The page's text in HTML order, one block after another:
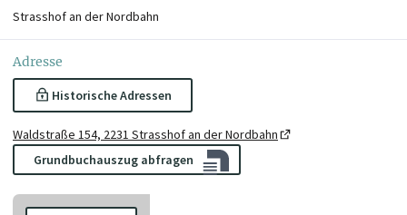
Strasshof an der Nordbahn
Adresse
Historische Adressen
Waldstraße 154, 2231 Strasshof an der Nordbahn
Grundbuchauszug abfragen